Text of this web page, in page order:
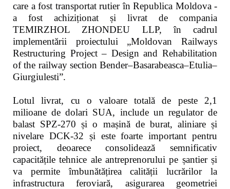
care a fost transportat rutier în Republica Moldova -
a fost achiziționat și livrat de compania
TEMIRZHOL ZHONDEU LLP, în cadrul
implementării proiectului „Moldovan Railways
Restructuring Project – Design and Rehabilitation
of the railway section Bender–Basarabeasca–Etulia–
Giurgiulesti”.
Lotul livrat, cu o valoare totală de peste 2,1
milioane de dolari SUA, include un regulator de
balast SPZ-270 și o mașină de burat, aliniare și
nivelare DCK-32 și este foarte important pentru
proiect, deoarece consolidează semnificativ
capacitățile tehnice ale antreprenorului pe șantier și
va permite îmbunătățirea calității lucrărilor la
infrastructura feroviară, asigurarea geometriei